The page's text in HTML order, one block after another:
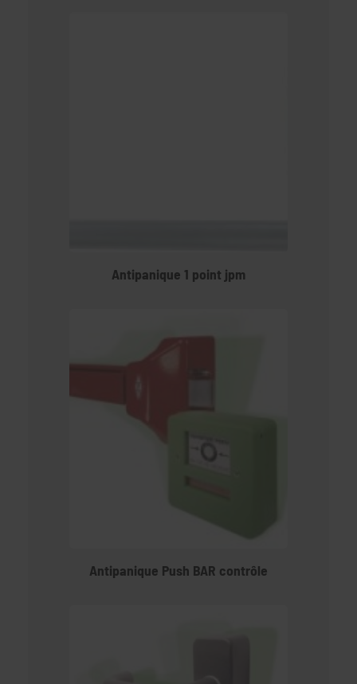
Antipanique 1 point jpm
Antipanique Push BAR contrôle